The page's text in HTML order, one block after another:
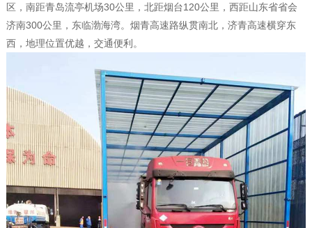
区，南距青岛流亭机场30公里，北距烟台120公里，西距山东省省会
济南300公里，东临渤海湾。烟青高速路纵贯南北，济青高速横穿东
西，地理位置优越，交通便利。